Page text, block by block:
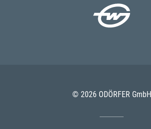
© 2026 ODÖRFER GmbH